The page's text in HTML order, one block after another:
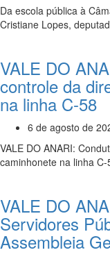
Da escola pública à
Cristiane Lopes,
VALE DO
controle da
na linha C-58
6 de agosto de
VALE DO ANARI:
caminhonete na linha C-
VALE DO
Servidores
Assembleia